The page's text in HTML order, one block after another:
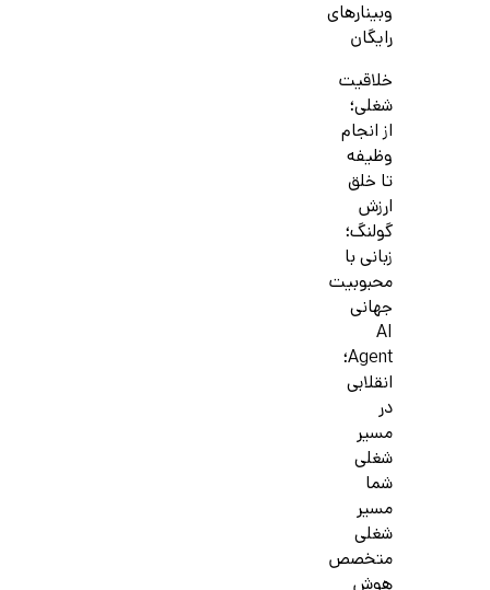
وبینارهای
رایگان
خلاقیت
شغلی؛
از انجام
وظیفه
تا خلق
ارزش
گولنگ؛
زبانی با
محبوبیت
جهانی
AI
Agent؛
انقلابی
در
مسیر
شغلی
شما
مسیر
شغلی
متخصص